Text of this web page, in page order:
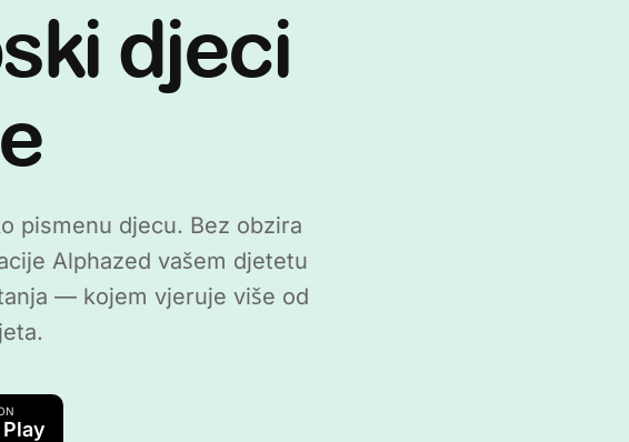
djeci
pismenu djecu. Bez obzira
Alphazed vašem djetetu
— kojem vjeruje više od